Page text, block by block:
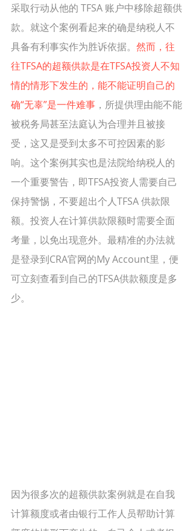
采取行动从他的 TFSA 账户中移除超额供
款。就这个案例看起来的确是纳税人不
具备有利事实作为胜诉依据。 然而，往
往TFSA的超额供款是在TFSA投资人不知
情的情形下发生的，能不能证明自己的
确“无辜”是一件难事 ，所提供理由能不能
被税务局甚至法庭认为合理并且被接
受，这又是受到太多不可控因素的影
响。这个案例其实也是法院给纳税人的
一个重要警告，即TFSA投资人需要自己
保持警惕，不要超出个人TFSA 供款限
额。投资人在计算供款限额时需要全面
考量，以免出现意外。最精准的办法就
是登录到CRA官网的My Account里，便
可立刻查看到自己的TFSA供款额度是多
少。
因为很多次的超额供款案例就是在自我
计算额度或者由银行工作人员帮助计算